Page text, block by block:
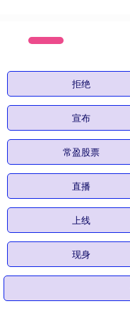
拒绝
宣布
常盈股票
直播
上线
现身